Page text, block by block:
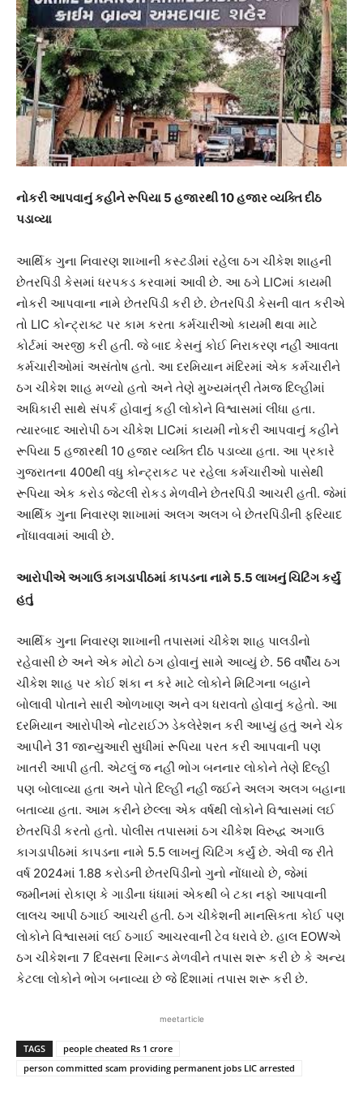
નોકરી આપવાનું કહીને રૂપિયા 5 હજારથી 10 હજાર વ્યક્તિ દીઠ
પડાવ્યા
આર્થિક ગુના નિવારણ શાખાની કસ્ટડીમાં રહેલા ઠગ ચીકેશ શાહની
છેતરપિંડી કેસમાં ધરપકડ કરવામાં આવી છે. આ ઠગે LICમાં કાયમી
નોકરી આપવાના નામે છેતરપિંડી કરી છે. છેતરપિંડી કેસની વાત કરીએ
તો LIC કોન્ટ્રાક્ટ પર કામ કરતા કર્મચારીઓ કાયમી થવા માટે
કોર્ટમાં અરજી કરી હતી. જે બાદ કેસનું કોઈ નિરાકરણ નહીં આવતા
કર્મચારીઓમાં અસંતોષ હતો. આ દરમિયાન મંદિરમાં એક કર્મચારીને
ઠગ ચીકેશ શાહ મળ્યો હતો અને તેણે મુખ્યમંત્રી તેમજ દિલ્હીમાં
અધિકારી સાથે સંપર્ક હોવાનું કહી લોકોને વિશ્વાસમાં લીધા હતા.
ત્યારબાદ આરોપી ઠગ ચીકેશ LICમાં કાયમી નોકરી આપવાનું કહીને
રૂપિયા 5 હજારથી 10 હજાર વ્યક્તિ દીઠ પડાવ્યા હતા. આ પ્રકારે
ગુજરાતના 400થી વધુ કોન્ટ્રાકટ પર રહેલા કર્મચારીઓ પાસેથી
રૂપિયા એક કરોડ જેટલી રોકડ મેળવીને છેતરપિંડી આચરી હતી. જેમાં
આર્થિક ગુના નિવારણ શાખામાં અલગ અલગ બે છેતરપિંડીની ફરિયાદ
નોંધાવવામાં આવી છે.
આરોપીએ અગાઉ કાગડાપીઠમાં કાપડના નામે 5.5 લાખનું ચિટિંગ કર્યું
હતું
આર્થિક ગુના નિવારણ શાખાની તપાસમાં ચીકેશ શાહ પાલડીનો
રહેવાસી છે અને એક મોટો ઠગ હોવાનું સામે આવ્યું છે. 56 વર્ષીય ઠગ
ચીકેશ શાહ પર કોઈ શંકા ન કરે માટે લોકોને મિટિંગના બહાને
બોલાવી પોતાને સારી ઓળખાણ અને વગ ધરાવતો હોવાનું કહેતો. આ
દરમિયાન આરોપીએ નોટરાઈઝ ડેકલેરેશન કરી આપ્યું હતું અને ચેક
આપીને 31 જાન્યુઆરી સુધીમાં રૂપિયા પરત કરી આપવાની પણ
ખાતરી આપી હતી. એટલું જ નહીં ભોગ બનનાર લોકોને તેણે દિલ્હી
પણ બોલાવ્યા હતા અને પોતે દિલ્હી નહીં જઈને અલગ અલગ બહાના
બતાવ્યા હતા. આમ કરીને છેલ્લા એક વર્ષથી લોકોને વિશ્વાસમાં લઈ
છેતરપિંડી કરતો હતો. પોલીસ તપાસમાં ઠગ ચીકેશ વિરુદ્ધ અગાઉ
કાગડાપીઠમાં કાપડના નામે 5.5 લાખનું ચિટિંગ કર્યું છે. એવી જ રીતે
વર્ષ 2024માં 1.88 કરોડની છેતરપિંડીનો ગુનો નોંધાયો છે, જેમાં
જમીનમાં રોકાણ કે ગાડીના ધંધામાં એકથી બે ટકા નફો આપવાની
લાલચ આપી ઠગાઈ આચરી હતી. ઠગ ચીકેશની માનસિકતા કોઈ પણ
લોકોને વિશ્વાસમાં લઈ ઠગાઈ આચરવાની ટેવ ધરાવે છે. હાલ EOWએ
ઠગ ચીકેશના 7 દિવસના રિમાન્ડ મેળવીને તપાસ શરૂ કરી છે કે અન્ય
કેટલા લોકોને ભોગ બનાવ્યા છે જે દિશામાં તપાસ શરૂ કરી છે.
meetarticle
TAGS
people cheated Rs 1 crore
person committed scam providing permanent jobs LIC arrested